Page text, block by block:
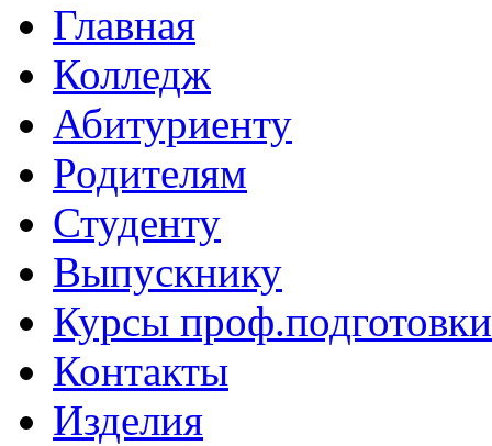
Главная
Колледж
Абитуриенту
Родителям
Студенту
Выпускнику
Курсы проф.подготовки
Контакты
Изделия